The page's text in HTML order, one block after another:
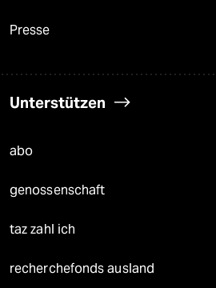
Presse
Unterstützen
abo
genossenschaft
taz zahl ich
recherchefonds ausland